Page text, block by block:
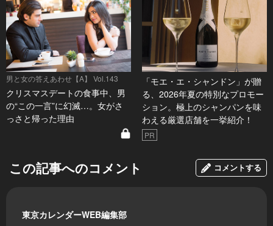
男と女の答えあわせ【A】 Vol.143
クリスマスデートの食事中、男
の“この一言”に幻滅…。女がさ
っさと帰った理由
「モエ・エ・シャンドン」が贈
る、2026年夏の特別なプロモー
ション。極上のシャンパンを味
わえる厳選店舗を一挙紹介！
PR
この記事へのコメント コメントする
東京カレンダーWEB編集部